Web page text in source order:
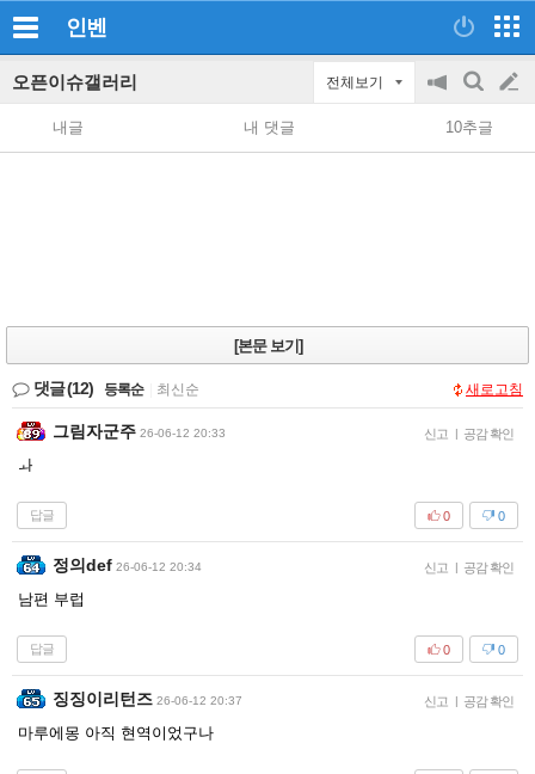
인벤
오픈이슈갤러리 전체보기
공
지
on/off
검
색
글
쓰
내글 내 댓글 10추글
[본문 보기]
댓글(12) 등록순 최신순 새로고침
그림자군주 26-06-12 20:33 신고 | 공감 확인
ㅘ
답글 0
0
정의def 26-06-12 20:34 신고 | 공감 확인
남편 부럽
답글 0
0
징징이리턴즈 26-06-12 20:37 신고 | 공감 확인
마루에몽 아직 현역이었구나